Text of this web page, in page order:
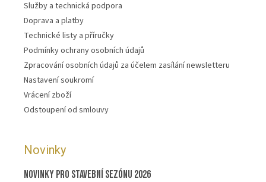
Služby a technická podpora
Doprava a platby
Technické listy a příručky
Podmínky ochrany osobních údajů
Zpracování osobních údajů za účelem zasílání newsletteru
Nastavení soukromí
Vrácení zboží
Odstoupení od smlouvy
Novinky
Novinky pro stavební sezónu 2026